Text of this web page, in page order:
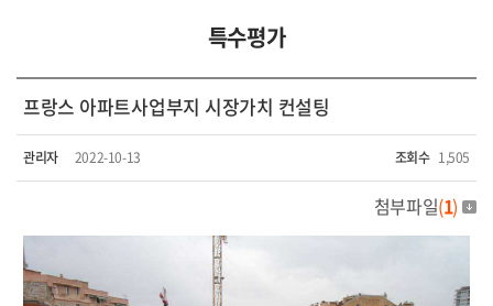
특수평가
프랑스 아파트사업부지 시장가치 컨설팅
관리자 2022-10-13 조회수 1,505
첨부파일(1)